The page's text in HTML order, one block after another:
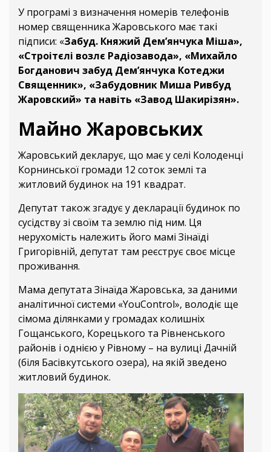
У програмі з визначення номерів телефонів
номер священника Жаровського має такі
підписи: «Забуд. Княжий Дем’янчука Міша»,
«Строітєлі возлє Радіозавода», «Михайло
Богданович забуд Дем’янчука Котеджи
Священник», «Забудовник Миша Ривбуд
Жаровский» та навіть «Завод Шакирізян».
Майно Жаровських
Жаровський декларує, що має у селі Колоденці
Корнинської громади 12 соток землі та
житловий будинок на 191 квадрат.
Депутат також згадує у декларації будинок по
сусідству зі своїм та землю під ним. Ця
нерухомість належить його мамі Зінаїді
Григорівній, депутат там реєструє своє місце
проживання.
Мама депутата Зінаїда Жаровська, за даними
аналітичної системи «YouControl», володіє ще
сімома ділянками у громадах колишніх
Гощанського, Корецького та Рівненського
районів і однією у Рівному – на вулиці Дачній
(біля Басівкутського озера), на якій зведено
житловий будинок.